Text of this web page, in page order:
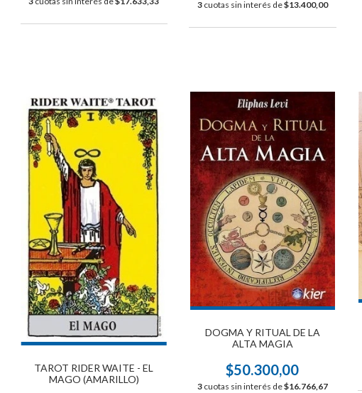
3 cuotas sin interés de$13.400,00
TAROT RIDER WAITE - EL
MAGO (AMARILLO)
DOGMA Y RITUAL DE LA
ALTA MAGIA
$50.300,00
3 cuotas sin interés de$16.766,67